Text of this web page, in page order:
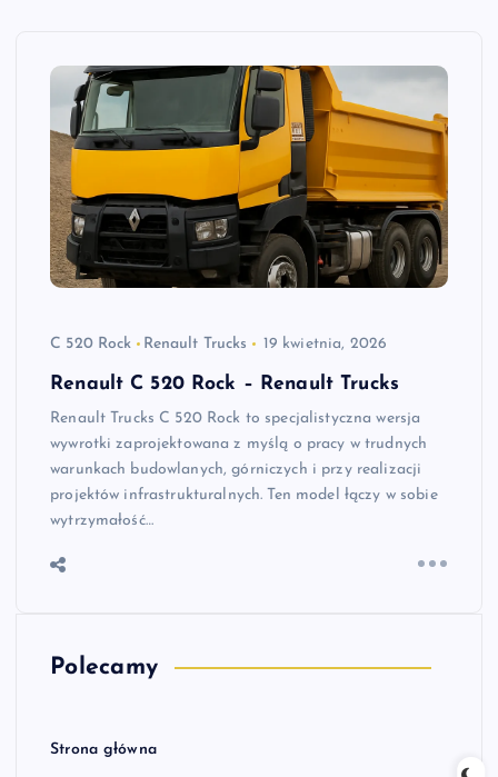
C 520 Rock Renault Trucks 19 kwietnia, 2026
Renault C 520 Rock – Renault Trucks
Renault Trucks C 520 Rock to specjalistyczna wersja
wywrotki zaprojektowana z myślą o pracy w trudnych
warunkach budowlanych, górniczych i przy realizacji
projektów infrastrukturalnych. Ten model łączy w sobie
wytrzymałość…
Polecamy
Strona główna